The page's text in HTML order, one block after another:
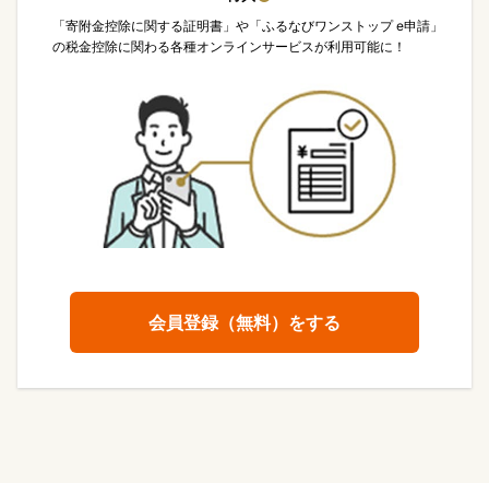
「寄附金控除に関する証明書」や「ふるなびワンストップ e申請」
の税金控除に関わる各種オンラインサービスが利用可能に！
会員登録（無料）をする